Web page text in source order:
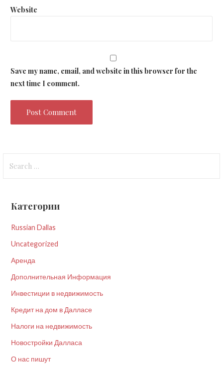
Website
Save my name, email, and website in this browser for the
next time I comment.
for:
Категории
Russian Dallas
Uncategorized
Аренда
Дополнительная Информация
Инвестиции в недвижимость
Кредит на дом в Далласе
Налоги на недвижимость
Новостройки Далласа
О нас пишут